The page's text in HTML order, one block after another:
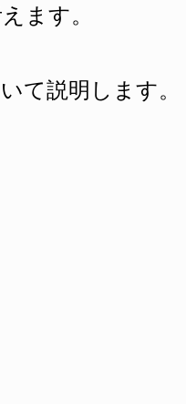
ます。
て説明します。